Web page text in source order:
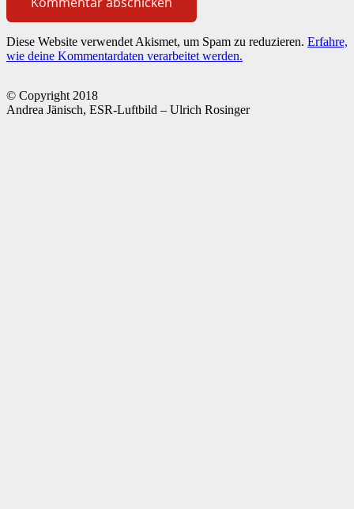
Diese Website verwendet Akismet, um Spam zu reduzieren. Erfahre,
wie deine Kommentardaten verarbeitet werden.
© Copyright 2018
Andrea Jänisch, ESR-Luftbild – Ulrich Rosinger